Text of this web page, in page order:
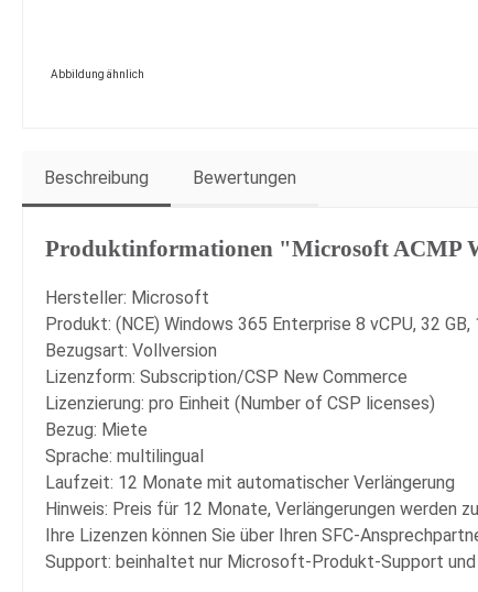
Abbildung ähnlich
Beschreibung Bewertungen
Produktinformationen "Microsoft ACMP
Hersteller: Microsoft
Produkt: (NCE) Windows 365 Enterprise 8 vCPU, 32
Bezugsart: Vollversion
Lizenzform: Subscription/CSP New Commerce
Lizenzierung: pro Einheit (Number of CSP licenses)
Bezug: Miete
Sprache: multilingual
Laufzeit: 12 Monate mit automatischer Verlängerung
Hinweis: Preis für 12 Monate, Verlängerungen werden
Ihre Lizenzen können Sie über Ihren SFC-
Support: beinhaltet nur Microsoft-Produkt-Support